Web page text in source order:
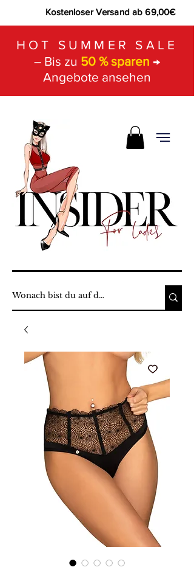
Kostenloser Versand ab 69,00€
HOT SUMMER SALE
– Bis zu 50 % sparen →
Angebote ansehen